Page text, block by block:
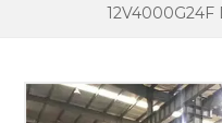
12V4000G24F